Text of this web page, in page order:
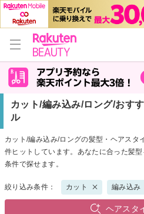
カット/編み込み/ロング/おす
ル
カット/編み込み/ロングの髪型・ヘアスタ
件ヒットしています。あなたに合った髪
条件で探せます。
絞り込み条件： カット 編み込み
ヘアスタ